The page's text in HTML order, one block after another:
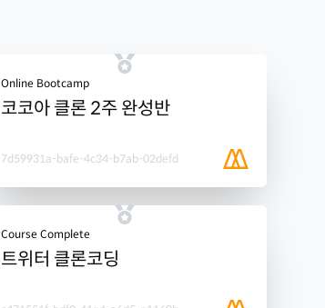
Online Bootcamp
코코아 클론 2주 완성반
7d59931a-bafe-4c34-b7ab-02defd
Course Complete
트위터 클론코딩